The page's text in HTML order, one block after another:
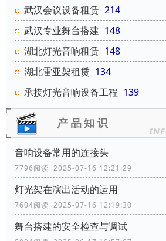
武汉会议设备租赁 214
武汉专业舞台搭建 148
湖北灯光音响租赁 148
湖北雷亚架租赁 134
承接灯光音响设备工程 139
音响设备常用的连接头
7796阅读 2025-07-16 12:21:29
灯光架在演出活动的运用
7604阅读 2025-07-16 12:19:30
舞台搭建的安全检查与调试